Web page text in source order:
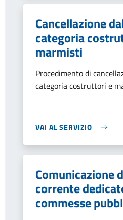
Cancellazione
categoria
marmisti
Procedimento di
categoria costruttori e
VAI AL SERVIZIO
Comunicazione
corrente
commesse